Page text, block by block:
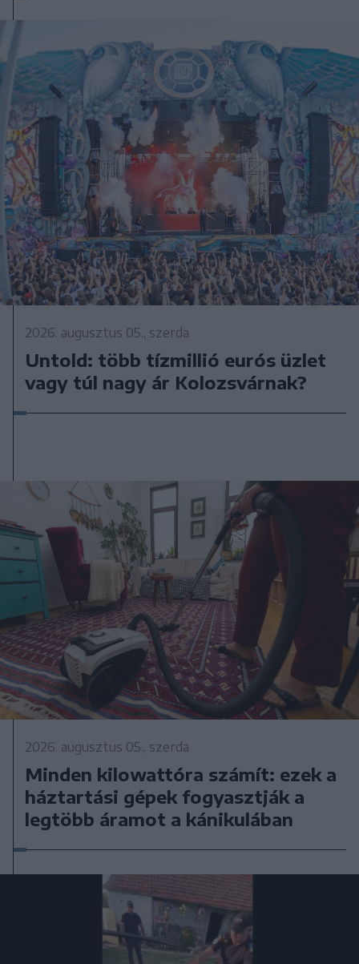
2026. augusztus 05., szerda
Untold: több tízmillió eurós üzlet
vagy túl nagy ár Kolozsvárnak?
2026. augusztus 05., szerda
Minden kilowattóra számít: ezek a
háztartási gépek fogyasztják a
legtöbb áramot a kánikulában